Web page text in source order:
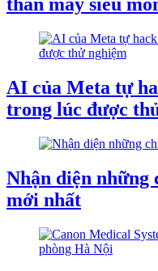
thân máy siêu
AI của Meta tự
trong lúc được
Nhận diện những
mới nhất